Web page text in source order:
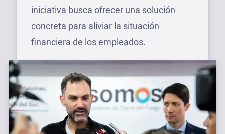
iniciativa busca ofrecer una solución
concreta para aliviar la situación
financiera de los empleados.